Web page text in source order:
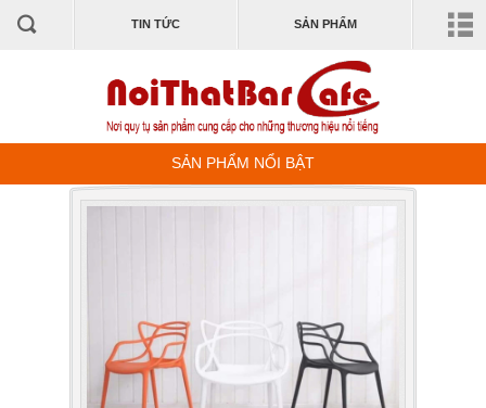
TIN TỨC SẢN PHẨM
SẢN PHẨM NỔI BẬT